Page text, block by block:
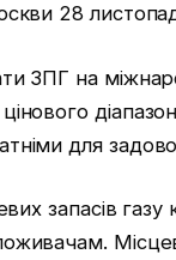
28
ЗПГ на
для
запасів